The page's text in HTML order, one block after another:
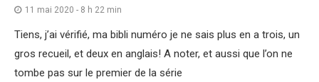
11 mai 2020 - 8 h 22 min
Tiens, j’ai vérifié, ma bibli numéro je ne sais plus en a trois, un
gros recueil, et deux en anglais! A noter, et aussi que l’on ne
tombe pas sur le premier de la série